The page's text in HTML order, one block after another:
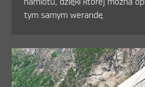
namiotu, dzięki której można
tym samym werandę.